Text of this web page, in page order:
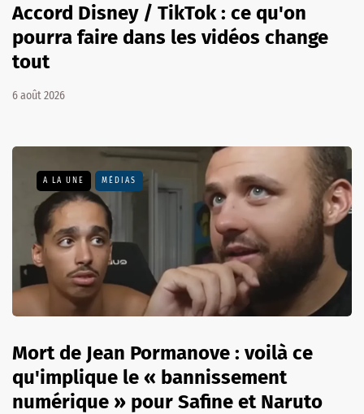
Accord Disney / TikTok : ce qu'on
pourra faire dans les vidéos change
tout
6 août 2026
A LA UNE MÉDIAS
Mort de Jean Pormanove : voilà ce
qu'implique le « bannissement
numérique » pour Safine et Naruto